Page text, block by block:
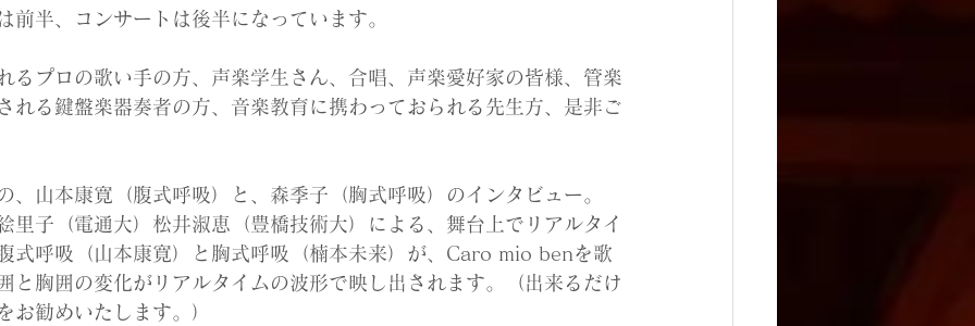
前半、コンサートは後半になっています。
るプロの歌い手の方、声楽学生さん、合唱、声楽愛好家の皆様、管楽
れる鍵盤楽器奏者の方、音楽教育に携わっておられる先生方、是非ご
、山本康寛（腹式呼吸）と、森季子（胸式呼吸）のインタビュー。
里子（電通大）松井淑恵（豊橋技術大）による、舞台上でリアルタイ
式呼吸（山本康寛）と胸式呼吸（楠本未来）が、Caro mio benを歌
と胸囲の変化がリアルタイムの波形で映し出されます。（出来るだけ
お勧めいたします。）